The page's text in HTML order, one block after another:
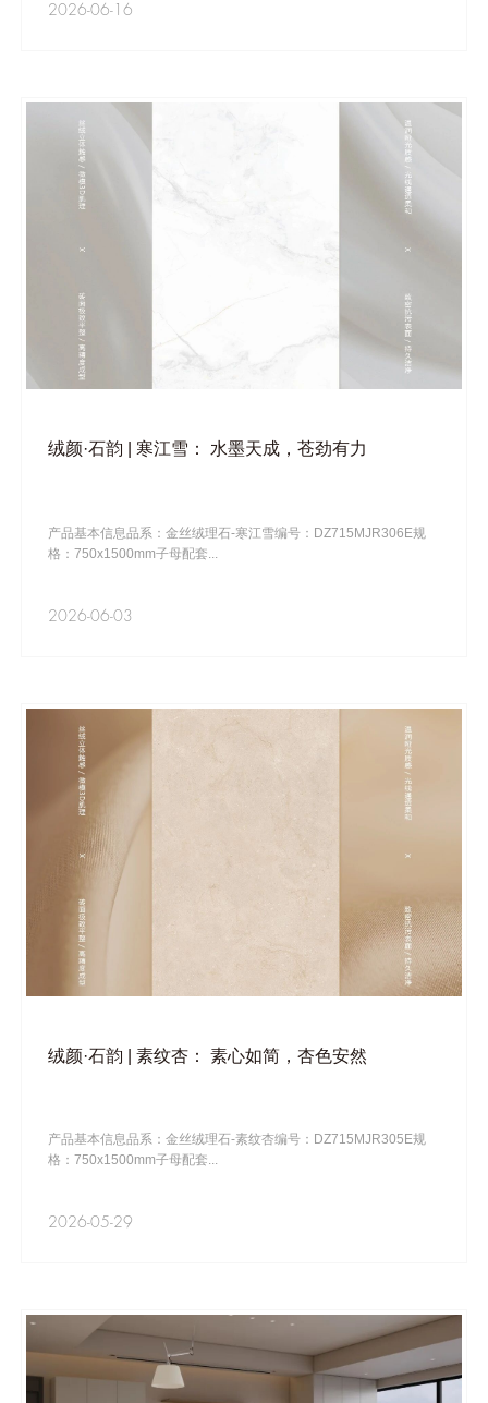
2026-06-16
绒颜·石韵 | 寒江雪： 水墨天成，苍劲有力
产品基本信息品系：金丝绒理石-寒江雪编号：DZ715MJR306E规
格：750x1500mm子母配套...
2026-06-03
绒颜·石韵 | 素纹杏： 素心如简，杏色安然
产品基本信息品系：金丝绒理石-素纹杏编号：DZ715MJR305E规
格：750x1500mm子母配套...
2026-05-29